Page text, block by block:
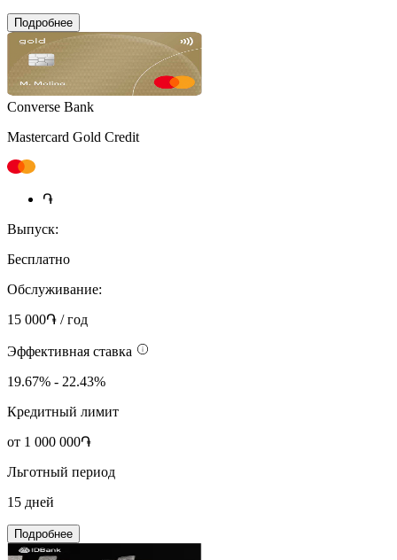
Подробнее
Converse Bank
Mastercard Gold Credit
֏
Выпуск:
Бесплатно
Обслуживание:
15 000֏ / год
Эффективная ставка
19.67% - 22.43%
Кредитный лимит
от 1 000 000֏
Льготный период
15 дней
Подробнее